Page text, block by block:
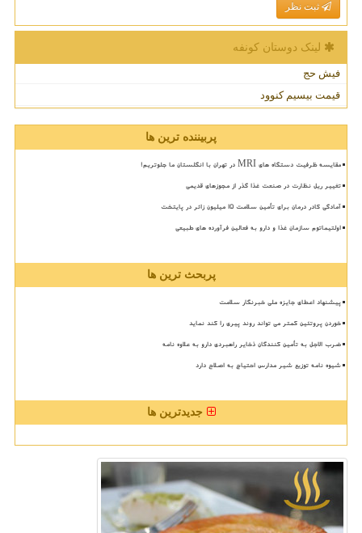
ثبت نظر
لینک دوستان كونفه
فیش حج
قیمت بیسیم کنوود
پربیننده ترین ها
مقایسه ظرفیت دستگاه های MRI در تهران با انگلستان ما جلوتریم!
تغییر ریل نظارت در صنعت غذا گذر از مجوزهای قدیمی
آمادگی کادر درمان برای تأمین سلامت 15 میلیون زائر در پایتخت
اولتیماتوم سازمان غذا و دارو به فعالین فرآورده های طبیعی
پربحث ترین ها
پیشنهاد اعطای جایزه ملی خبرنگار سلامت
خوردن پروتئین کمتر می تواند روند پیری را کند نماید
ضرب الاجل به تأمین کنندگان ذخایر راهبردی دارو به علاوه نامه
شیوه نامه توزیع شیر مدارس احتیاج به اصلاح دارد
جدیدترین ها